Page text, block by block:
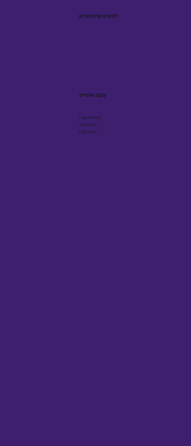
לינקים שימושיים
עקבו אחרינו
Facebook
Youtube
Linkedin